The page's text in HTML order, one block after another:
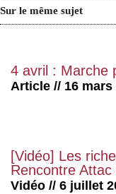
Sur le même sujet
4 avril : Marche
Article // 16 mars
[Vidéo] Les
Rencontre
Vidéo // 6 juillet